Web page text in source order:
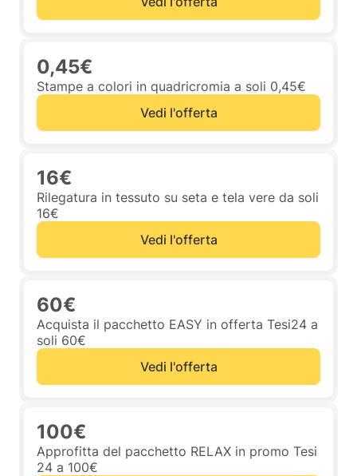
0,45€
Stampe a colori in quadricromia a soli 0,45€
Vedi l'offerta
16€
Rilegatura in tessuto su seta e tela vere da soli
16€
Vedi l'offerta
60€
Acquista il pacchetto EASY in offerta Tesi24 a
soli 60€
Vedi l'offerta
100€
Approfitta del pacchetto RELAX in promo Tesi
24 a 100€